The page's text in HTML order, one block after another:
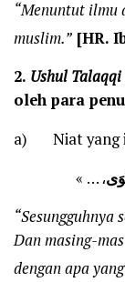
“Menuntut ilmu
muslim.” [HR.
2. Ushul Talaqqi
oleh para
a) Niat yang
، … »
Dan masing-
dengan apa